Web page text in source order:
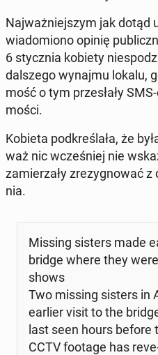
Naj­waż­niej­szym jak dotąd
wia­do­mio­no opinię
6 stycz­nia kobiety
dal­sze­go wynajmu lokalu,
mość o tym prze­sła­ły
mo­ści.
Kobieta pod­kre­śla­ła, że
waż nic wcze­śniej nie
za­mie­rza­ły zre­zy­gno­wać
nia.
Missing sisters made
bridge where they
shows
Two missing sisters in
earlier visit to the
last seen hours before
CCTV footage has